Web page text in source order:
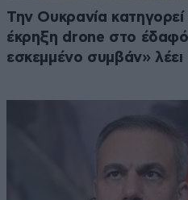
Την Ουκρανία
έκρηξη drone στο
εσκεμμένο συμβάν» λέει